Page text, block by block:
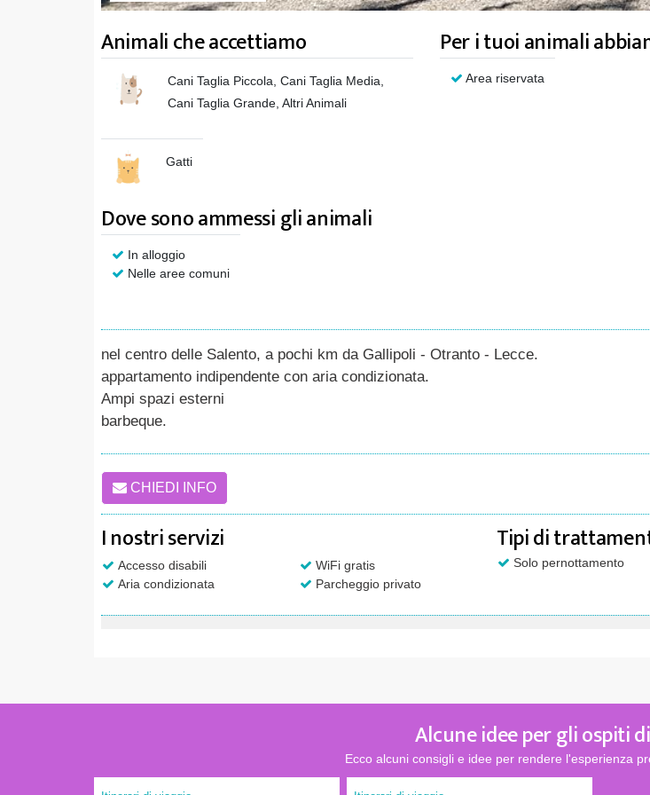
Animali che accettiamo
Cani Taglia Piccola, Cani Taglia Media,
Cani Taglia Grande, Altri Animali
Gatti
Per i tuoi animali
Area riservata
Dove sono ammessi gli animali
In alloggio
Nelle aree comuni
nel centro delle Salento, a pochi km da Gallipoli - Otranto - Lecce.
appartamento indipendente con aria condizionata.
Ampi spazi esterni
barbeque.
CHIEDI INFO
I nostri servizi
Accesso disabili
WiFi gratis
Aria condizionata
Parcheggio privato
Tipi di
Solo pernottamento
Alcune idee per gli ospiti
Ecco alcuni consigli e idee per rendere l'esperienza